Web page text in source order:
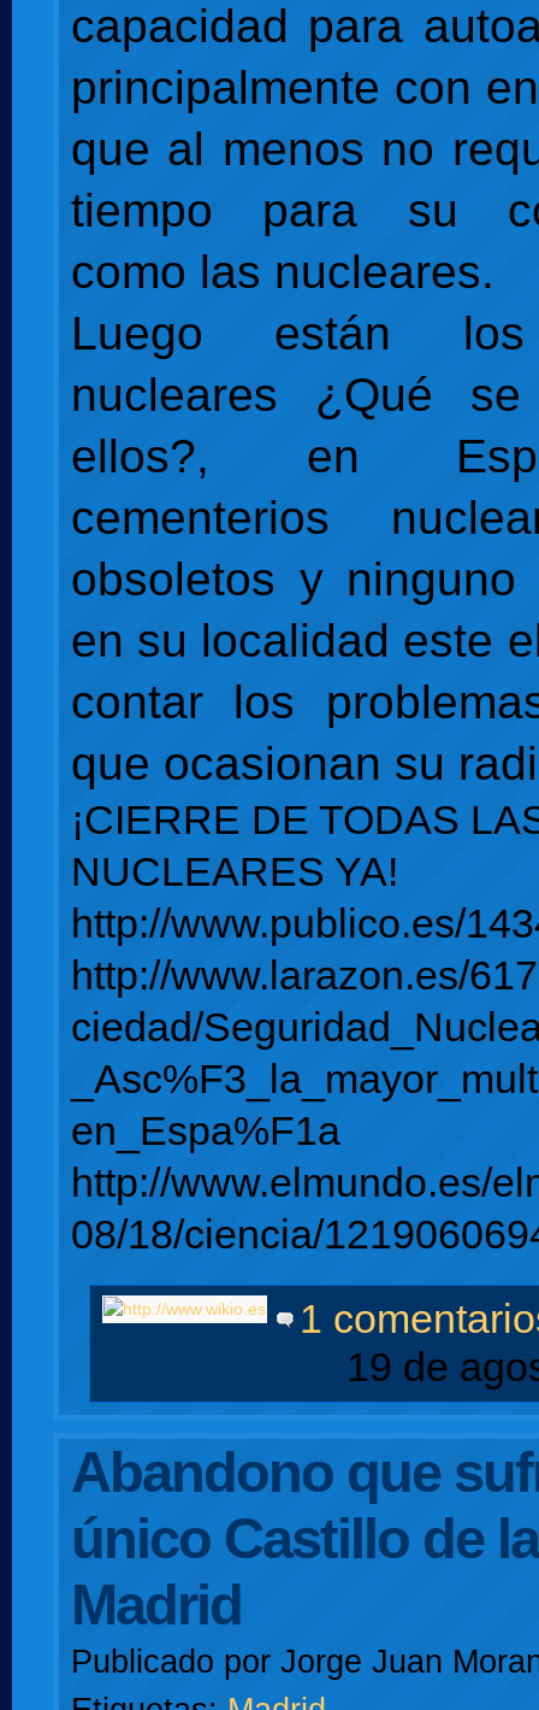
capacidad para
principalmente con
que al menos no
tiempo para su
como las nucleares.
Luego están los
nucleares ¿Qué
ellos?, en
cementerios
obsoletos y ninguno
en su localidad este
contar los
que ocasionan su
¡CIERRE DE TODAS
NUCLEARES YA!
http://www.publico.es/
http://www.larazon.es/
ciedad/
en_Espa%F1a
http://www.elmundo.es/
08/18/ciencia/
1
19 de
Abandono que
único Castillo de
Madrid
Publicado por Jorge Juan